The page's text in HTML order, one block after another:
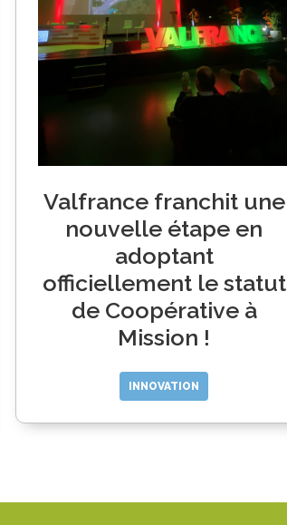
Valfrance franchit une
nouvelle étape en
adoptant
officiellement le statut
de Coopérative à
Mission !
INNOVATION